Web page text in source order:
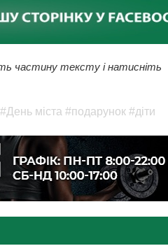
частину тексту і натисніть
#День міста #подарунок #діти